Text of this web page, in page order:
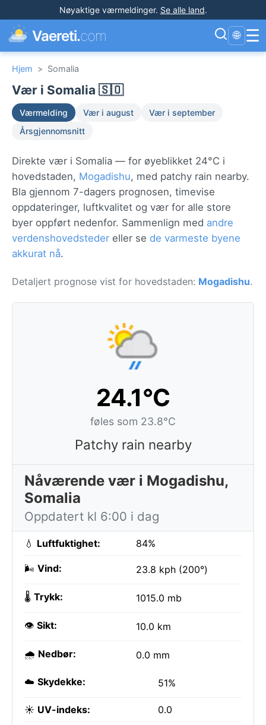
Nøyaktige værmeldinger. Se alle land.
Vaereti.com 🌐 ☰
Hjem > Somalia
Vær i Somalia 🇸🇴
Værmelding Vær i august
Vær i september
Årsgjennomsnitt
Direkte vær i Somalia — for øyeblikket 24°C i
hovedstaden, Mogadishu, med patchy rain nearby.
Bla gjennom 7-dagers prognosen, timevise
oppdateringer, luftkvalitet og vær for alle store
byer oppført nedenfor. Sammenlign med andre
verdenshovedsteder eller se de varmeste byene
akkurat nå.
Detaljert prognose vist for hovedstaden: Mogadishu.
24.1°C
føles som 23.8°C
Patchy rain nearby
Nåværende vær i Mogadishu,
Somalia
Oppdatert kl 6:00 i dag
💧 Luftfuktighet: 84%
🌬️ Vind: 23.8 kph (200°)
🌡️ Trykk: 1015.0 mb
👁️ Sikt: 10.0 km
🌧️ Nedbør: 0.0 mm
☁️ Skydekke: 51%
☀️ UV-indeks: 0.0